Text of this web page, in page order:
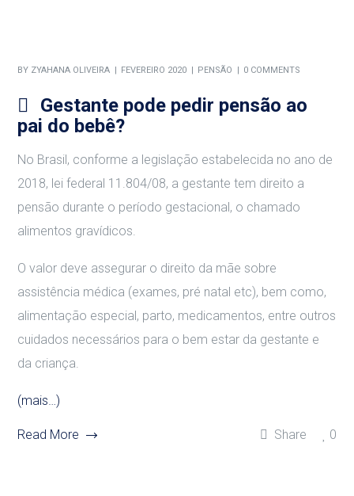
BY ZYAHANA OLIVEIRA FEVEREIRO 2020 PENSÃO 0 COMMENTS
Gestante pode pedir pensão ao
pai do bebê?
No Brasil, conforme a legislação estabelecida no ano de
2018, lei federal 11.804/08, a gestante tem direito a
pensão durante o período gestacional, o chamado
alimentos gravídicos.
O valor deve assegurar o direito da mãe sobre
assistência médica (exames, pré natal etc), bem como,
alimentação especial, parto, medicamentos, entre outros
cuidados necessários para o bem estar da gestante e
da criança.
(mais…)
Read More Share 0